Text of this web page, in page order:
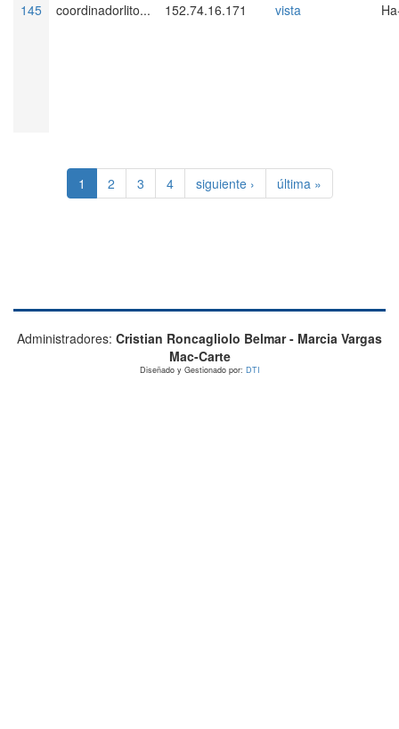
145 coordinadorlito... 152.74.16.171 vista
1 2 3 4 siguiente › última »
Administradores: Cristian Roncagliolo Belmar - Marcia Vargas
Mac-Carte
Diseñado y Gestionado por: DTI